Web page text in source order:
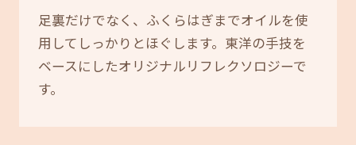
足裏だけでなく、ふくらはぎまでオイルを使
用してしっかりとほぐします。東洋の手技を
ベースにしたオリジナルリフレクソロジーで
す。